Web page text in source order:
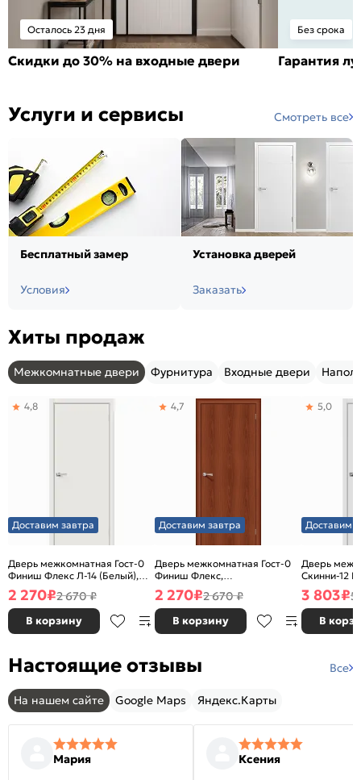
Осталось 23 дня
Скидки до 30% на входные двери
Без срока
Гарантия
Услуги и сервисы Смотреть все
Бесплатный замер
Условия
Установка дверей
Заказать
Хиты продаж
Межкомнатные двери Фурнитура Входные двери
Доставим завтра
Дверь межкомнатная Гост-0
Финиш Флекс Л-14 (Белый),
глухая, каркасно-щитовая
4,8
2 270₽2 670 ₽
В корзину
Доставим завтра
Дверь межкомнатная Гост-0
Финиш Флекс,
Ламинированные Л-11
(ИталОрех), глухая, каркасно-
щитовая
4,7
2 270₽2 670 ₽
В корзину
Доставим
Дверь
Скинни-12
глухая,
5,0
3 803₽5
В
Настоящие отзывы Все
На нашем сайте Google Maps Яндекс.Карты
Мария Ксения